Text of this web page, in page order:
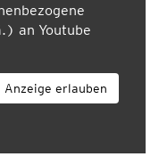
an Youtube
Anzeige erlauben